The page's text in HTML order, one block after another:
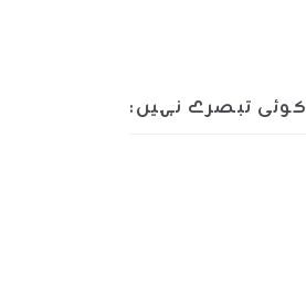
کوئی تبصرے نہیں: